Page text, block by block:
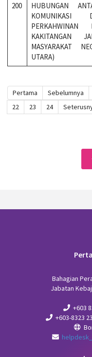
200
HUBUNGAN
KOMUNIKASI
PERKAHWINAN
KAKITANGAN
MASYARAKAT
UTARA)
Pertama Sebelumnya
22
23 24
Bahagian
Jabatan
+603
+603-8323